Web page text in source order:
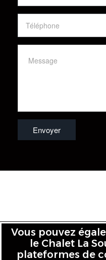
Vous pouvez
le Chalet La
plateformes de